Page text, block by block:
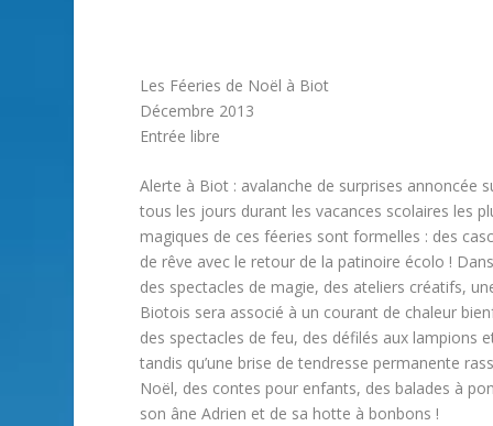
Les Féeries de Noël à Biot
Décembre 2013
Entrée libre
Alerte à Biot : avalanche de surprises annoncée
tous les jours durant les vacances scolaires les
magiques de ces féeries sont formelles : des
de rêve avec le retour de la patinoire écolo !
des spectacles de magie, des ateliers créatifs,
Biotois sera associé à un courant de chaleur
des spectacles de feu, des défilés aux lampions
tandis qu’une brise de tendresse permanente
Noël, des contes pour enfants, des balades à
son âne Adrien et de sa hotte à bonbons !